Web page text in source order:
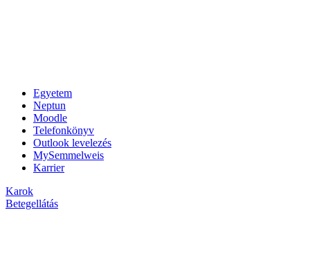
Egyetem
Neptun
Moodle
Telefonkönyv
Outlook levelezés
MySemmelweis
Karrier
Karok
Betegellátás